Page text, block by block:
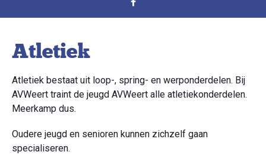
Atletiek
Atletiek bestaat uit loop-, spring- en werponderdelen. Bij
AVWeert traint de jeugd AVWeert alle atletiekonderdelen.
Meerkamp dus.
Oudere jeugd en senioren kunnen zichzelf gaan
specialiseren.